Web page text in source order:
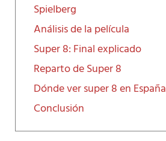
Spielberg
Análisis de la película
Super 8: Final explicado
Reparto de Super 8
Dónde ver super 8 en España
Conclusión